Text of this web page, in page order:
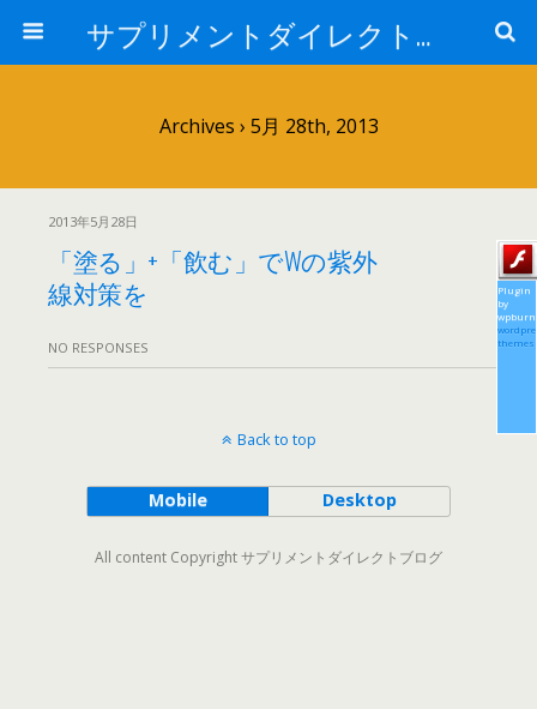
サプリメントダイレクトブログ
Archives › 5月 28th, 2013
2013年5月28日
「塗る」+「飲む」でWの紫外
線対策を
NO RESPONSES
Plugin
by
themes
Back to top
Mobile Desktop
All content Copyright サプリメントダイレクトブログ